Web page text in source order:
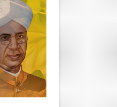
நிரல் மற்றும் முக்கிய
திட்டங்களின் முழு
செய்வது எப்படி? DGE முக்கிய